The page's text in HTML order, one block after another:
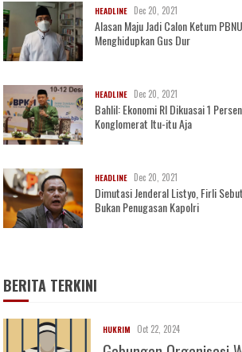
HEADLINE Dec 20, 2021
Alasan Maju Jadi Calon Ketum
Menghidupkan Gus Dur
HEADLINE Dec 20, 2021
Bahlil: Ekonomi RI Dikuasai 1
Konglomerat Itu-itu Aja
HEADLINE Dec 20, 2021
Dimutasi Jenderal Listyo, Firli
Bukan Penugasan Kapolri
BERITA TERKINI
HUKRIM Oct 22, 2024